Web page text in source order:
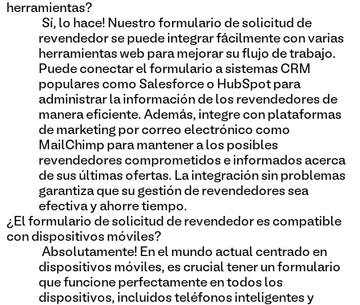
herramientas?
¡Sí, lo hace! Nuestro formulario de solicitud de
revendedor se puede integrar fácilmente con varias
herramientas web para mejorar su flujo de trabajo.
Puede conectar el formulario a sistemas CRM
populares como Salesforce o HubSpot para
administrar la información de los revendedores de
manera eficiente. Además, integre con plataformas
de marketing por correo electrónico como
MailChimp para mantener a los posibles
revendedores comprometidos e informados acerca
de sus últimas ofertas. La integración sin problemas
garantiza que su gestión de revendedores sea
efectiva y ahorre tiempo.
¿El formulario de solicitud de revendedor es compatible
con dispositivos móviles?
¡Absolutamente! En el mundo actual centrado en
dispositivos móviles, es crucial tener un formulario
que funcione perfectamente en todos los
dispositivos, incluidos teléfonos inteligentes y